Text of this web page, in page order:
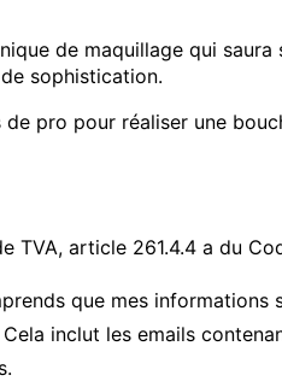
de maquillage qui
sophistication.
pro pour réaliser une
TVA, article 261.4.4 a du
que mes informations
Cela inclut les emails